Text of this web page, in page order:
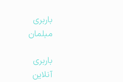
باربری
مبلمان
باربری
آنلاین